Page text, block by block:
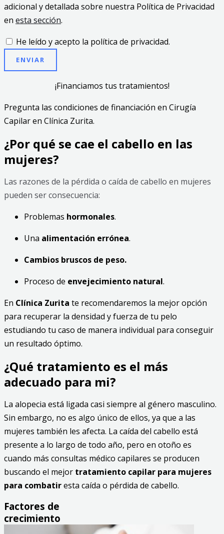
adicional y detallada sobre nuestra Política de Privacidad
en esta sección.
He leído y acepto la política de privacidad.
ENVIAR
¡Financiamos tus tratamientos!
Pregunta las condiciones de financiación en Cirugía
Capilar en Clínica Zurita.
¿Por qué se cae el cabello en las
mujeres?
Las razones de la pérdida o caída de cabello en mujeres
pueden ser consecuencia:
Problemas hormonales.
Una alimentación errónea.
Cambios bruscos de peso.
Proceso de envejecimiento natural.
En Clínica Zurita te recomendaremos la mejor opción
para recuperar la densidad y fuerza de tu pelo
estudiando tu caso de manera individual para conseguir
un resultado óptimo.
¿Qué tratamiento es el más
adecuado para mi?
La alopecia está ligada casi siempre al género masculino.
Sin embargo, no es algo único de ellos, ya que a las
mujeres también les afecta. La caída del cabello está
presente a lo largo de todo año, pero en otoño es
cuando más consultas médico capilares se producen
buscando el mejor tratamiento capilar para mujeres
para combatiresta caída o pérdida de cabello.
Factores de
crecimiento